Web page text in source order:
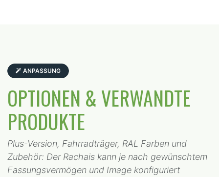
ANPASSUNG
OPTIONEN & VERWANDTE
PRODUKTE
Plus-Version, Fahrradträger, RAL Farben und
Zubehör: Der Rachais kann je nach gewünschtem
Fassungsvermögen und Image konfiguriert